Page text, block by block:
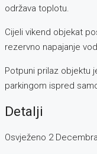
održava toplotu.
Cijeli vikend objekat
rezervno napajanje
Potpuni prilaz objektu
parkingom ispred
Detalji
Osvježeno 2